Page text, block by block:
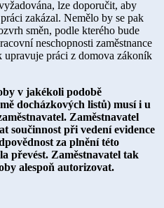
lze doporučit, aby
zakázal. Nemělo by se pak
směn, podle kterého bude
neschopnosti zaměstnance
upravuje práci z domova zákoník
v jakékoli podobě
docházkových listů) musí i u
Zaměstnavatel
součinnost při vedení evidence
za plnění této
převést. Zaměstnavatel tak
alespoň autorizovat.